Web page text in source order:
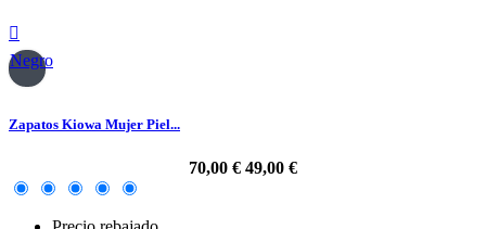

Negro
Zapatos Kiowa Mujer Piel...
70,00 € 49,00 €